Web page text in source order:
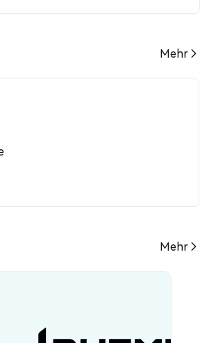
Mehr
Mehr